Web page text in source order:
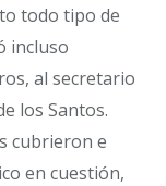
todo tipo de
incluso
al secretario
los Santos.
cubrieron e
en cuestión,